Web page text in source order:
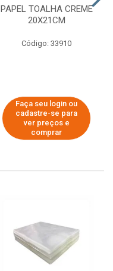
PAPEL TOALHA CREME
20X21CM
Código: 33910
Faça seu login ou
cadastre-se para
ver preços e
comprar